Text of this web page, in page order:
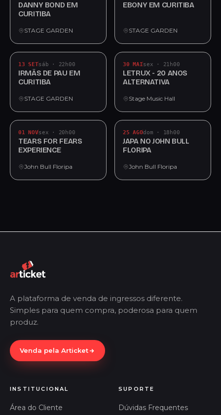
DANNY BOND EM
CURITIBA
STAGE GARDEN
EBONY EM CURITIBA
STAGE GARDEN
13 SETsáb · 22h00
IRMÃS DE PAU EM
CURITIBA
STAGE GARDEN
30 MAIsex · 21h00
LETRUX - 20 ANOS
ALTERNATIVA
Stage Music Hall
01 NOVsex · 20h00
TEARS FOR FEARS
EXPERIENCE
John Bull Floripa
25 AGOdom · 18h00
JAPA NO JOHN BULL
FLORIPA
John Bull Floripa
A plataforma de venda de ingressos diferente.
Simples para quem compra, poderosa para quem
produz.
Venda pela Articket
INSTITUCIONAL
Área do Cliente
SUPORTE
Dúvidas Frequentes